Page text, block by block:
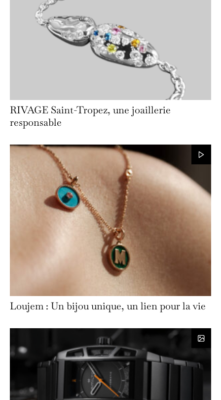
RIVAGE Saint-Tropez, une joaillerie
responsable
Loujem : Un bijou unique, un lien pour la vie